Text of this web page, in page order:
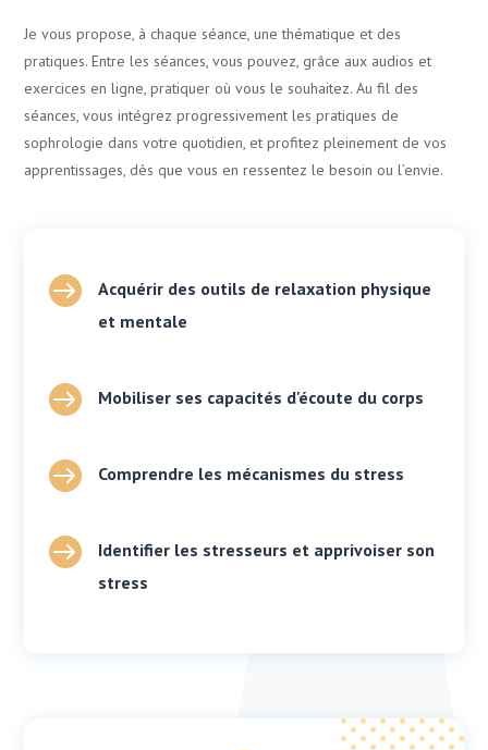
Je vous propose, à chaque séance, une thématique et des
pratiques. Entre les séances, vous pouvez, grâce aux audios et
exercices en ligne, pratiquer où vous le souhaitez. Au fil des
séances, vous intégrez progressivement les pratiques de
sophrologie dans votre quotidien, et profitez pleinement de vos
apprentissages, dès que vous en ressentez le besoin ou l’envie.

Acquérir des outils de relaxation physique
et mentale
 Mobiliser ses capacités d'écoute du corps
 Comprendre les mécanismes du stress

Identifier les stresseurs et apprivoiser son
stress